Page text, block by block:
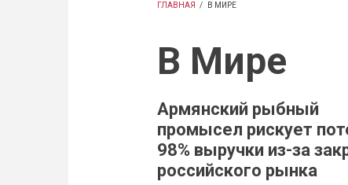
ГЛАВНАЯ / В МИРЕ
В Мире
Армянский рыбный
промысел рискует
98% выручки из-за
российского рынка